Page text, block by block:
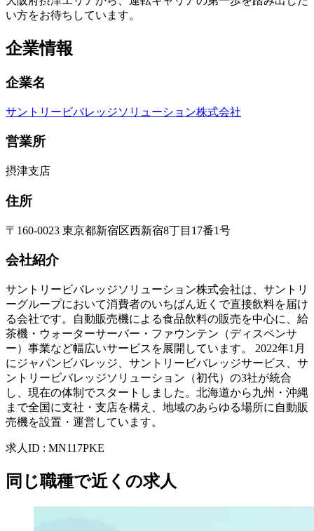
い方をお待ちしています。
企業情報
企業名
サントリービバレッジソリューション株式会社
営業所
摂津支店
住所
〒160-0023 東京都新宿区西新宿8丁目17番1号
会社紹介
サントリービバレッジソリューション株式会社は、サントリ
ーグループにおいて消費者のいちばん近くで直接飲料を届け
る会社です。自動販売機による食品飲料の販売を中心に、給
茶機・ウォーターサーバー・ファウンテン（ディスペンサ
ー）事業など幅広いサービスを展開しています。 2022年1月
にジャパンビバレッジ、サントリービバレッジサービス、サ
ントリービバレッジソリューション（初代）の3社が統合
し、現在の体制でスタートしました。北海道から九州・沖縄
まで全国に支社・支店を構え、地域のあらゆる場所に自動販
売機を設置・運営しています。
求人ID : MN117PKE
同じ職種で近くの求人